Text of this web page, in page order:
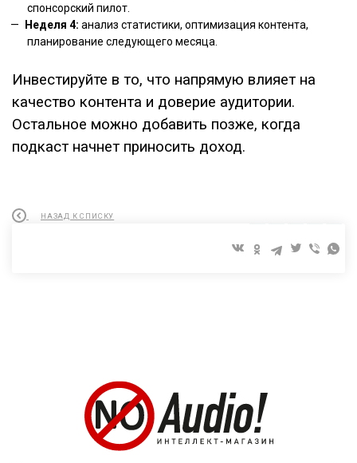
спонсорский пилот.
Неделя 4: анализ статистики, оптимизация контента,
планирование следующего месяца.
Инвестируйте в то, что напрямую влияет на
качество контента и доверие аудитории.
Остальное можно добавить позже, когда
подкаст начнет приносить доход.
НАЗАД К СПИСКУ